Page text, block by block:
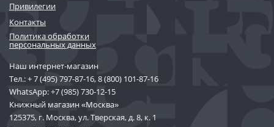
Привилегии
Контакты
Политика обработки
персональных данных
Наш интернет-магазин
Тел.:+ 7 (495) 797-87-16,8 (800) 101-87-16
WhatsApp:+7 (985) 730-12-15
Книжный магазин «Москва»
125375, г. Москва, ул. Тверская, д. 8, к. 1